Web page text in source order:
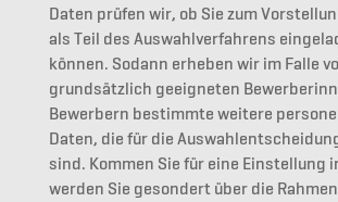
Daten prüfen wir, ob Sie zum
als Teil des Auswahlverfahrens
können. Sodann erheben wir im Falle
grundsätzlich geeigneten
Bewerbern bestimmte weitere
Daten, die für die
sind. Kommen Sie für eine Einstellung
werden Sie gesondert über die